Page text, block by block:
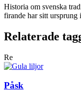
Historia om svenska
firande har sitt ursprung
Relaterade
Re
Påsk